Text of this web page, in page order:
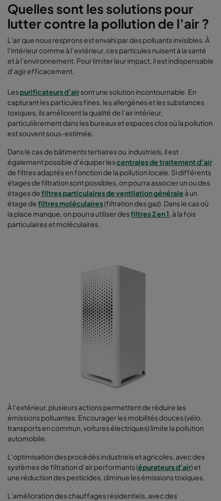
Quelles sont les solutions pour
lutter contre la pollution de l’air ?
L’air que nous respirons est envahi par des polluants invisibles. À
l’intérieur comme à l’extérieur, ces particules nuisent à la santé
et à l’environnement. Pour limiter leur impact, il est indispensable
d’agir efficacement.
Lespurificateurs d’airsont une solution incontournable. En
capturant les particules fines, les allergènes et les substances
toxiques, ils améliorent la qualité de l’air intérieur,
particulièrement dans les bureaux et espaces clos où la pollution
est souvent sous-estimée.
Dans le cas de bâtiments tertiaires ou industriels, il est
également possible d’équiper lescentrales de traitement d’air
de filtres adaptés en fonction de la pollution locale. Si différents
étages de filtration sont possibles, on pourra associer un ou des
étages defiltres particulaires de ventilation générale à un
étage defiltres moléculaires(filtration des gaz). Dans le cas où
la place manque, on pourra utiliser desfiltres 2 en 1, à la fois
particulaires et moléculaires.
À l’extérieur, plusieurs actions permettent de réduire les
émissions polluantes. Encourager les mobilités douces (vélo,
transports en commun, voitures électriques) limite la pollution
automobile.
L’optimisation des procédés industriels et agricoles, avec des
systèmes de filtration d’air performants (épurateurs d’air) et
une réduction des pesticides, diminue les émissions toxiques.
L’amélioration des chauffages résidentiels, avec des